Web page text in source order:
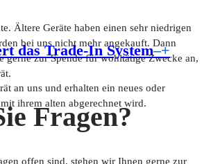
Ältere Geräte haben einen sehr niedrigen
bei uns nicht mehr angekauft. Dann
gerne zur Spende für wohltätige Zwecke an,
das Trade-In System–+
an uns und erhalten ein neues oder
ihrem alten abgerechnet wird.
Fragen?
offen sind, stehen wir Ihnen gerne zur